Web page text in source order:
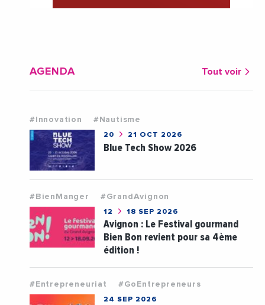
AGENDA Tout voir
#Innovation #Nautisme
20 21 OCT 2026
Blue Tech Show 2026
#BienManger #GrandAvignon
12 18 SEP 2026
Avignon : Le Festival gourmand
Bien Bon revient pour sa 4ème
édition !
#Entrepreneuriat #GoEntrepreneurs
24 SEP 2026